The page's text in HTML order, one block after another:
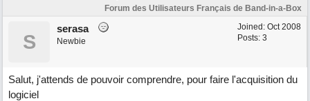
Forum des Utilisateurs Français de Band-in-a-Box
Joined: Oct 2008
Posts: 3
S
serasa
Newbie
Salut, j'attends de pouvoir comprendre, pour faire l'acquisition du
logiciel